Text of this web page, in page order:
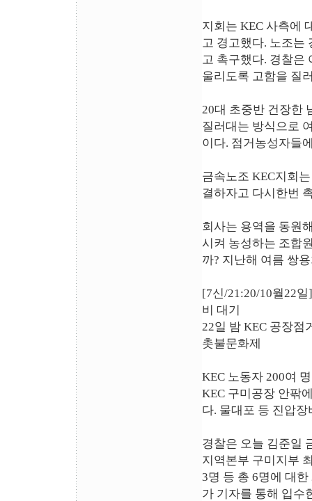
지회는 KEC 사측에
고 경고했다. 노조는
고 촉구했다. 경찰은
울리도록 고함을 질
20대 초중반 건장한
질러대는 방식으로
이다. 점거농성자들
금속노조 KEC지회
결하자고 다시한번
회사는 용역을 동원
시켜 농성하는 조합
까? 지난해 여름 쌍
[7신/21:20/10월22
비 대기
22일 밤 KEC 공장점
촛불문화제
KEC 노동자 200여
KEC 구미공장 안팎
다. 물대포 등 진압
경찰은 오늘 김준일
지역본부 구미지부
3명 등 총 6명에 대
가 기자를 통해 입수